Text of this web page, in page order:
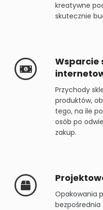
kreatywne
skutecznie
Wsparcie
Przychody
produktów,
tego, na ile
osób po
zakup.
Opakowania